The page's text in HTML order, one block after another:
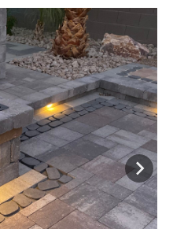
b
e
n
s
i
n
a
n
e
w
t
a
b